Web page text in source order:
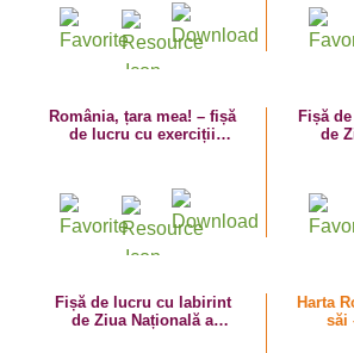
România, țara mea! – fișă
de lucru cu exerciții
Fișă
de
Fișă de lucru cu labirint
de Ziua Națională a
Harta
săi